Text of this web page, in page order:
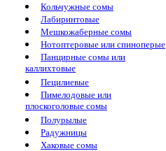
Кольчужные сомы
Лабиринтовые
Мешкожаберные сомы
Нотоптеровые или спиноперые
Панцирные сомы или
каллихтовые
Пецилиевые
Пимелодовые или
плоскоголовые сомы
Полурылые
Радужницы
Хаковые сомы